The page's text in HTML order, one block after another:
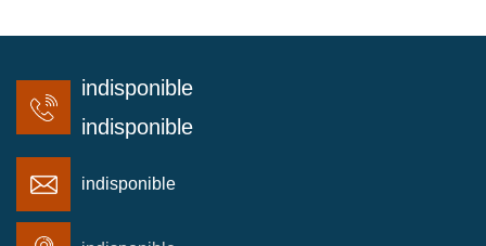
indisponible
indisponible
indisponible